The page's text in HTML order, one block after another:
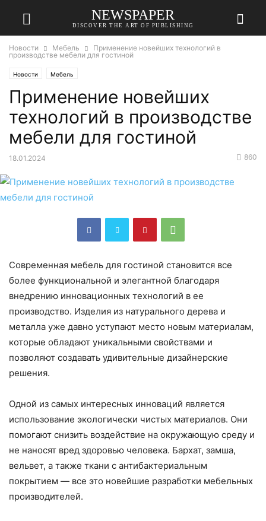
NEWSPAPER
DISCOVER THE ART OF PUBLISHING
Новости Мебель
Применение новейших технологий в
производстве мебели для гостиной
Новости Мебель
Применение новейших
технологий в производстве
мебели для гостиной
18.01.2024 860
Современная мебель для гостиной становится все
более функциональной и элегантной благодаря
внедрению инновационных технологий в ее
производство. Изделия из натурального дерева и
металла уже давно уступают место новым материалам,
которые обладают уникальными свойствами и
позволяют создавать удивительные дизайнерские
решения.
Одной из самых интересных инноваций является
использование экологически чистых материалов. Они
помогают снизить воздействие на окружающую среду и
не наносят вред здоровью человека. Бархат, замша,
вельвет, а также ткани с антибактериальным
покрытием — все это новейшие разработки мебельных
производителей.